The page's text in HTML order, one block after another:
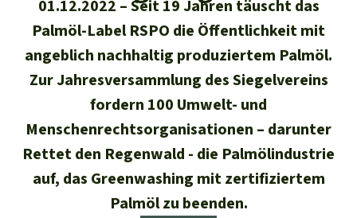
Kids
Newsletter­anmeldung
Biodiversität
Schutzgebiete
Palmöl
Biokraftstoff
Aktuelle Ausgabe
01/2026
04/2025
03/2025
02/2025
Überuns
Über uns
Der Verein
40 Jahre Vereins­geschichte
Häufige Fragen
Medien
Presse
Presse-Echo
Widget einbinden
Suche
Deutsch
English
Español
Spendenkonto
Rettet den
Regenwald e. V.
DE11 430609672025054100
GENODEM1GLS
GLS Bank
IBAN kopieren
01.12.2022
Seit 19 Jahren täuscht das
Palmöl-Label RSPO die Öffentlichkeit mit
angeblich nachhaltig produziertem Palmöl.
Zur Jahresversammlung des Siegelvereins
fordern 100 Umwelt- und
Menschenrechtsorganisationen – darunter
Rettet den Regenwald - die Palmölindustrie
auf, das Greenwashing mit zertifiziertem
Palmöl zu beenden.